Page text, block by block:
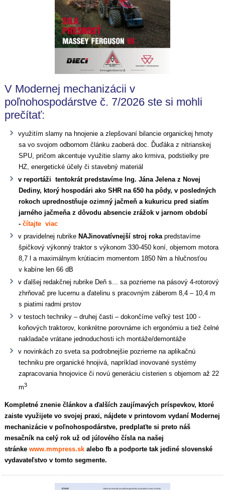
V Modernej mechanizácii v
poľnohospodárstve č. 7/2026 ste si mohli
prečítať:
využitím slamy na hnojenie a zlepšovaní bilancie organickej hmoty
sa vo svojom odbornom článku zaoberá doc. Ďuďáka z nitrianskej
SPU, pričom akcentuje využitie slamy ako krmiva, podstielky pre
HZ, energetické účely či stavebný materiál
v reportáži tentokrát predstavíme Ing. Jána Jelena z Novej
Dediny, ktorý hospodári ako SHR na 650 ha pôdy, v posledných
rokoch uprednostňuje ozimný jačmeň a kukuricu pred siatím
jarného jačmeňa z dôvodu absencie zrážok v jarnom období
-čítajte viac
v pravidelnej rubrikeNAJinovatívnejší stroj rokapredstavíme
špičkový výkonný traktor s výkonom 330-450 koní, objemom motora
8,7 l a maximálnym krútiacim momentom 1850 Nm a hlučnosťou
v kabíne len 66 dB
v ďalšej redakčnej rubrike Deň s... sa pozrieme na pásový 4-rotorový
zhrňovač pre lucernu a ďatelinu s pracovným záberom 8,4 – 10,4 m
s piatimi radmi prstov
v testoch techniky – druhej časti – dokončíme veľký test 100 -
koňových traktorov, konkrétne porovnáme ich ergonómiu a tiež čelné
nakladače vrátane jednoduchosti ich montáže/demontáže
v novinkách zo sveta sa podrobnejšie pozrieme na aplikačnú
techniku pre organické hnojivá, napríklad inovované systémy
zapracovania hnojovice či novú generáciu cisterien s objemom až 22
m3
Kompletné znenie článkov a ďalších zaujímavých príspevkov, ktoré
zaiste využijete vo svojej praxi, nájdete v printovom vydaní Modernej
mechanizácie v poľnohospodárstve, predplaťte si preto náš
mesačník na celý rok už od júlového čísla na našej
stránkewww.mmpress.sk alebo fb a podporte tak jediné slovenské
vydavateľstvo v tomto segmente.